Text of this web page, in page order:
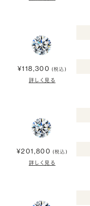
¥118,300 (税込)
詳しく見る
¥201,800 (税込)
詳しく見る